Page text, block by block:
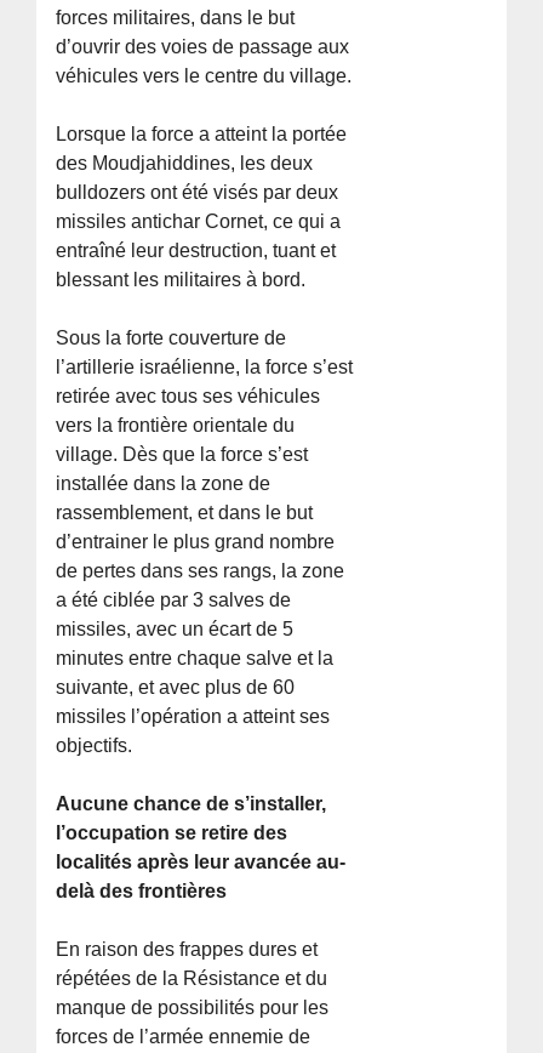
forces militaires, dans le but
d’ouvrir des voies de passage aux
véhicules vers le centre du village.
Lorsque la force a atteint la portée
des Moudjahiddines, les deux
bulldozers ont été visés par deux
missiles antichar Cornet, ce qui a
entraîné leur destruction, tuant et
blessant les militaires à bord.
Sous la forte couverture de
l’artillerie israélienne, la force s’est
retirée avec tous ses véhicules
vers la frontière orientale du
village. Dès que la force s’est
installée dans la zone de
rassemblement, et dans le but
d’entrainer le plus grand nombre
de pertes dans ses rangs, la zone
a été ciblée par 3 salves de
missiles, avec un écart de 5
minutes entre chaque salve et la
suivante, et avec plus de 60
missiles l’opération a atteint ses
objectifs.
Aucune chance de s’installer,
l’occupation se retire des
localités après leur avancée au-
delà des frontières
En raison des frappes dures et
répétées de la Résistance et du
manque de possibilités pour les
forces de l’armée ennemie de